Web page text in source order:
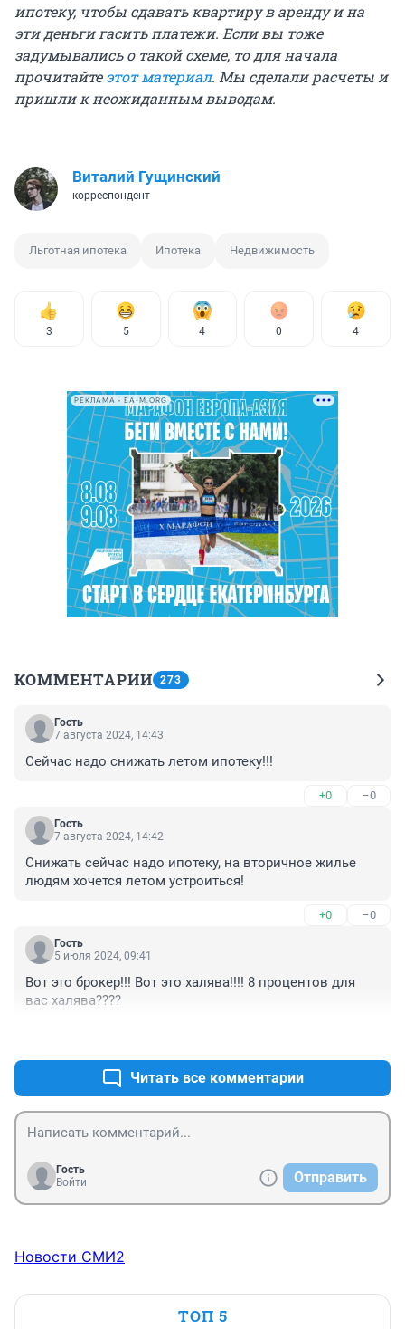
ипотеку, чтобы сдавать квартиру в аренду и на
эти деньги гасить платежи. Если вы тоже
задумывались о такой схеме, то для начала
прочитайтеэтот материал. Мы сделали расчеты и
пришли к неожиданным выводам.
Виталий Гущинский
корреспондент
Льготная ипотека Ипотека Недвижимость
3 5 4 0 4
РЕКЛАМА • EA-M.ORG
КОММЕНТАРИИ 273
Гость
7 августа 2024, 14:43
Сейчас надо снижать летом ипотеку!!!
+0 –0
Гость
7 августа 2024, 14:42
Снижать сейчас надо ипотеку, на вторичное жилье
людям хочется летом устроиться!
+0 –0
Гость
5 июля 2024, 09:41
Вот это брокер!!! Вот это халява!!!! 8 процентов для
вас халява????
Читать все комментарии
Гость
Войти
Отправить
Новости СМИ2
ТОП 5